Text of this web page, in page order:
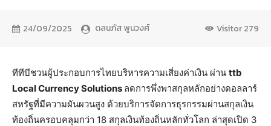
24/09/2025 ดลนภัส พูนวงศ์ Visitor279
ทีทีบีชวนผู้ประกอบการไทยบริหารความเสี่ยงค่าเงิน ผ่าน ttb
Local Currency Solutions ลดการพึ่งพาสกุลหลักอย่างดอลลาร์
สหรัฐที่มีความผันผวนสูง ด้วยบริการจัดการธุรกรรมผ่านสกุลเงิน
ท้องถิ่นครอบคลุมกว่า 18 สกุลเงินท้องถิ่นหลักทั่วโลก ล่าสุดเปิด 3